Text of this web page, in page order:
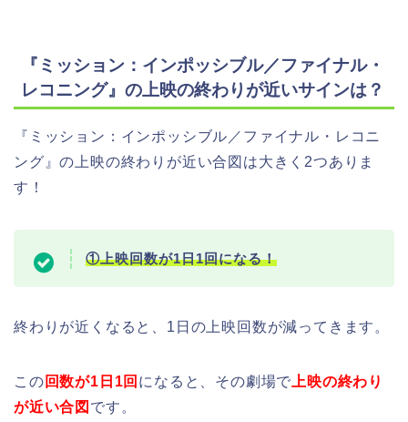
『ミッション：インポッシブル／ファイナル・
レコニング』の上映の終わりが近いサインは？
『ミッション：インポッシブル／ファイナル・レコニ
ング』の上映の終わりが近い合図は大きく2つありま
す！
①上映回数が1日1回になる！
終わりが近くなると、1日の上映回数が減ってきます。
この 回数が1日1回 になると、その劇場で 上映の終わり
が近い合図 です。